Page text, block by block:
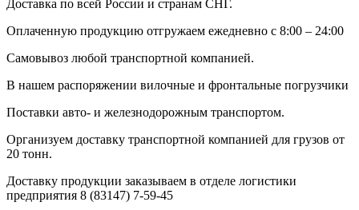
Доставка по всей России и странам СНГ.
Оплаченную продукцию отгружаем ежедневно с 8:00 – 24:00
Самовывоз любой транспортной компанией.
В нашем распоряжении вилочные и фронтальные погрузчики
Поставки авто- и железнодорожным транспортом.
Организуем доставку транспортной компанией для грузов от
20 тонн.
Доставку продукции заказываем в отделе логистики
предприятия 8 (83147) 7-59-45